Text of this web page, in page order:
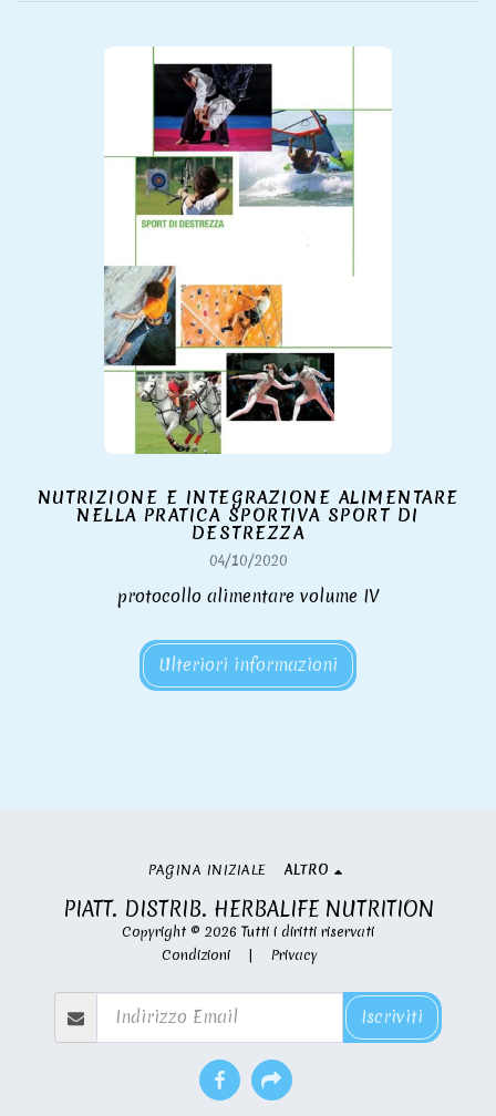
NUTRIZIONE E INTEGRAZIONE ALIMENTARE
NELLA PRATICA SPORTIVA SPORT DI
DESTREZZA
04/10/2020
protocollo alimentare volume IV
Ulteriori informazioni
PIATT. DISTRIB. HERBALIFE NUTRITION
Copyright © 2026 Tutti i diritti riservati
Condizioni| Privacy
PAGINA INIZIALE ALTRO
Iscriviti